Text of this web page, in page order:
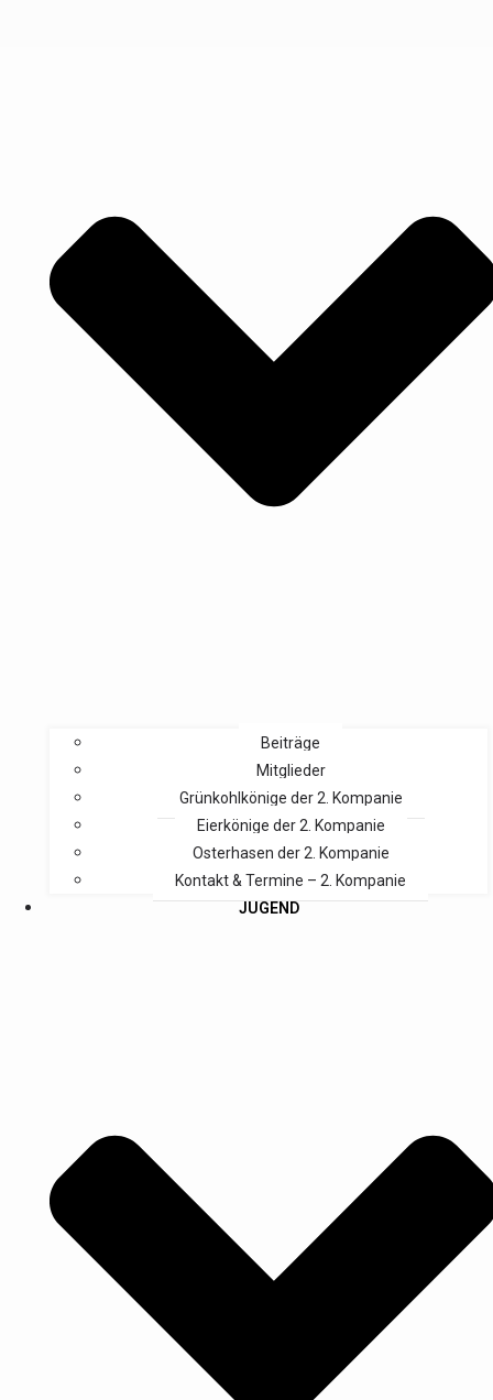
Beiträge
Mitglieder
Grünkohlkönige der 2. Kompanie
Eierkönige der 2. Kompanie
Osterhasen der 2. Kompanie
Kontakt & Termine – 2. Kompanie
JUGEND